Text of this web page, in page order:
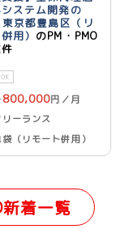
ステム開発の
東京都豊島区（リ
用） のPM・PMO
800,000円／月
リーランス
袋（リモート併用）
着一覧